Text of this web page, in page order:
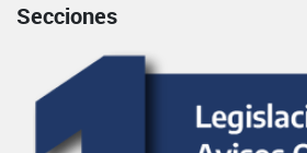
Secciones